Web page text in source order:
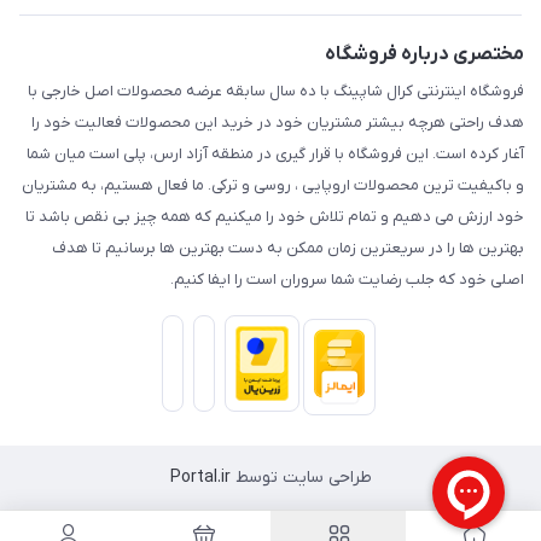
مختصری درباره فروشگاه
فروشگاه اینترنتی کرال شاپینگ با ده سال سابقه عرضه محصولات اصل خارجی با
هدف راحتی هرچه بیشتر مشتریان خود در خرید این محصولات فعالیت خود را
آغار کرده است. این فروشگاه با قرار گیری در منطقه آزاد ارس، پلی است میان شما
و باکیفیت ترین محصولات اروپایی ، روسی و ترکی. ما فعال هستیم، به مشتریان
خود ارزش می دهیم و تمام تلاش خود را میکنیم که همه چیز بی نقص باشد تا
بهترین ها را در سریعترین زمان ممکن به دست بهترین ها برسانیم تا هدف
اصلی خود که جلب رضایت شما سروران است را ایفا کنیم.
طراحی سایت توسطPortal.ir